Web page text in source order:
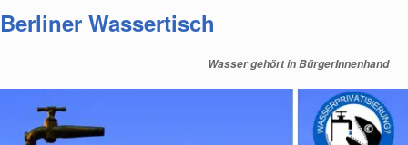
primären
Berliner Wassertisch
Wasser gehört in BürgerInnenhand